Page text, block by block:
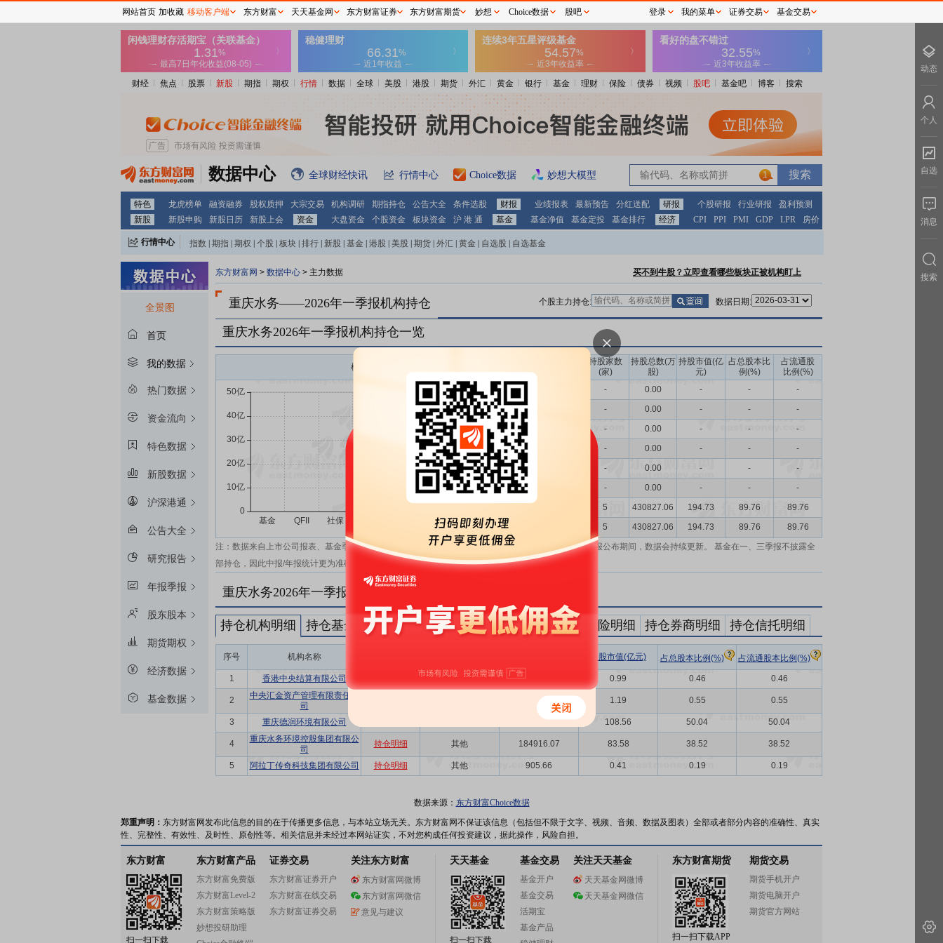
财经 焦点 股票 新股 期指 期权 行情 数据 全球 美股 港股 期货 外汇 黄金 银行 基金 理财 保险 债券 视频 股吧 基金吧 博客 搜索
数据中心 全球财经快讯 行情中心 Choice数据 妙想大模型 1
特色 龙虎榜单 融资融券 股权质押 大宗交易 机构调研 期指持仓 公告大全 条件选股 财报 业绩报表 最新预告 分红送配 研报 个股研报 行业研报
盈利预测
新股
新股申购 新股日历 新股上会 资金 大盘资金 个股资金 板块资金 沪 港 通 基金 基金净值 基金定投 基金排行 经济 CPI PPI PMI GDP LPR 房价
行情中心 指数 期指 期权 个股 板块 排行 新股 基金 港股 美股 期货 外汇 黄金 自选股 自选基金
全景图
首页
我的数据
热门数据
资金流向
特色数据
新股数据
沪深港通
公告大全
研究报告
年报季报
股东股本
期货期权
经济数据
基金数据
东方财富网 > 数据中心 > 主力数据 买不到牛股？立即查看哪些板块正被机构盯上
重庆水务——2026年一季报机构持仓 个股主力持仓: 数据日期:
重庆水务2026年一季报机构持仓一览
机构持股(万)
持股家数
(家)
持股总数(万
股)
持股市值(亿
元)
占总股本比
例(%)
占流通股
比例(%)
- 0.00 - -
-
- 0.00 - -
-
- 0.00 - -
-
- 0.00 - -
-
- 0.00 - -
-
- 0.00 - -
-
5 430827.06 194.73 89.76
89.76
5 430827.06 194.73 89.76
89.76
注：数据来自上市公司报表、基金季报、半年报和基金年报；在上市公司报表、基金季报、半年报和年报公布期间，数据会持续更新。 基金在一、三季报不披露全
部持仓，因此中报/年报统计更为准确。
重庆水务2026年一季报机构持仓明细
持仓机构明细 持仓基金明细 持仓QFII明细 持仓社保明细 持仓保险明细 持仓券商明细 持仓信托明细
序号 机构名称 持股市值(亿元) 占总股本比例(%) 占流通股本比例(%)
1 香港中央结算有限公司 其他 2186.36 0.99 0.46 0.46
2
中央汇金资产管理有限责任公
司
2638.97 1.19 0.55 0.55
3 重庆德润环境有限公司 240180.00 108.56 50.04 50.04
4
重庆水务环境控股集团有限公
司
持仓明细 其他 184916.07 83.58 38.52 38.52
5 阿拉丁传奇科技集团有限公司 持仓明细 其他 905.66 0.41 0.19 0.19
数据来源： 东方财富Choice数据
郑重声明： 东方财富网发布此信息的目的在于传播更多信息，与本站立场无关。东方财富网不保证该信息（包括但不限于文字、视频、音频、数据及图表）全部或者部分内容的准确性、真实
性、完整性、有效性、及时性、原创性等。相关信息并未经过本网站证实，不对您构成任何投资建议，据此操作，风险自担。
东方财富
扫一扫下载
东方财富产品
东方财富免费版
东方财富Level-2
东方财富策略版
妙想投研助理
证券交易
东方财富证券开户
东方财富在线交易
东方财富证券交易
关注东方财富
东方财富网微博
东方财富网微信
意见与建议
天天基金
扫一扫下载
基金交易
基金开户
基金交易
活期宝
基金产品
关注天天基金
天天基金网微博
天天基金网微信
东方财富期货
扫一扫下载APP
期货交易
期货手机开户
期货电脑开户
期货官方网站
网站首页 加收藏 移动客户端 东方财富 天天基金网 东方财富证券 东方财富期货 妙想 Choice数据 股吧 登录 我的菜单 证券交易 基金交易
动态
个人
自选
消息
搜索